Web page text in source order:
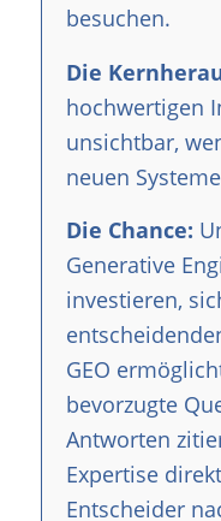
besuchen.
Die
hochwertigen
unsichtbar,
neuen
Die Chance:
Generative
investieren,
GEO
bevorzugte
Antworten
Expertise
Entscheider